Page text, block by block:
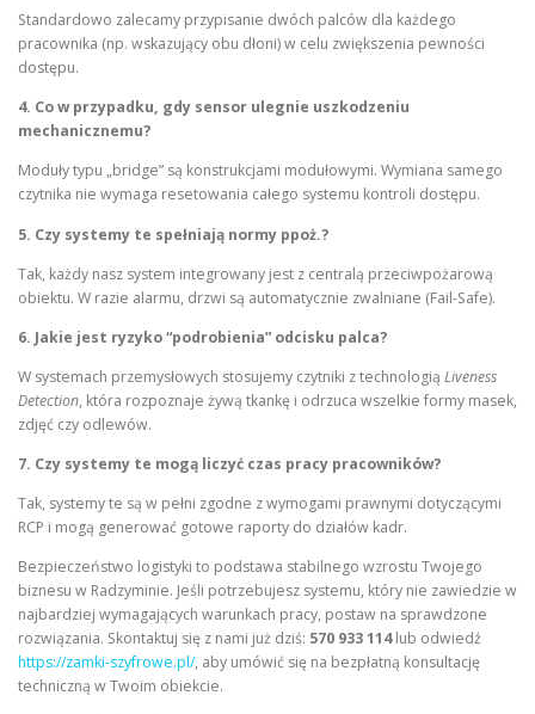
Standardowo zalecamy przypisanie dwóch palców dla każdego
pracownika (np. wskazujący obu dłoni) w celu zwiększenia pewności
dostępu.
4. Co w przypadku, gdy sensor ulegnie uszkodzeniu
mechanicznemu?
Moduły typu „bridge” są konstrukcjami modułowymi. Wymiana samego
czytnika nie wymaga resetowania całego systemu kontroli dostępu.
5. Czy systemy te spełniają normy ppoż.?
Tak, każdy nasz system integrowany jest z centralą przeciwpożarową
obiektu. W razie alarmu, drzwi są automatycznie zwalniane (Fail-Safe).
6. Jakie jest ryzyko “podrobienia” odcisku palca?
W systemach przemysłowych stosujemy czytniki z technologią Liveness
Detection, która rozpoznaje żywą tkankę i odrzuca wszelkie formy masek,
zdjęć czy odlewów.
7. Czy systemy te mogą liczyć czas pracy pracowników?
Tak, systemy te są w pełni zgodne z wymogami prawnymi dotyczącymi
RCP i mogą generować gotowe raporty do działów kadr.
Bezpieczeństwo logistyki to podstawa stabilnego wzrostu Twojego
biznesu w Radzyminie. Jeśli potrzebujesz systemu, który nie zawiedzie w
najbardziej wymagających warunkach pracy, postaw na sprawdzone
rozwiązania. Skontaktuj się z nami już dziś: 570 933 114lub odwiedź
https://zamki-szyfrowe.pl/, aby umówić się na bezpłatną konsultację
techniczną w Twoim obiekcie.